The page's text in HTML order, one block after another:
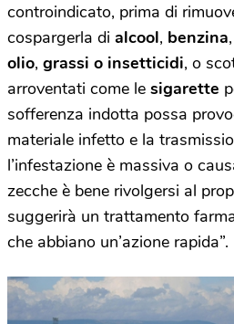
controindicato, prima di
cospargerla di alcool, benzina,
olio, grassi o insetticidi, o
arroventati come le sigarette
sofferenza indotta possa
materiale infetto e la
l’infestazione è massiva o
zecche è bene rivolgersi al
suggerirà un trattamento
che abbiano un’azione rapida”.